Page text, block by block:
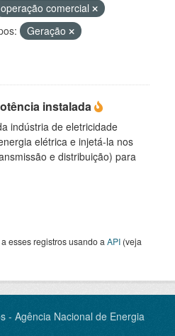
operação comercial
Geração
instalada
indústria de eletricidade
elétrica e injetá-la nos
e distribuição) para
esses registros usando a API (veja
- Agência Nacional de Energia